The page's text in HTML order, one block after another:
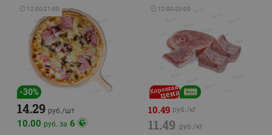
🕘 12:00-21:00
-30%
14.29 руб./шт
10.00 руб. за 6
🕘 12:00-20:00
10.49 руб./кг
11.49 руб./кг